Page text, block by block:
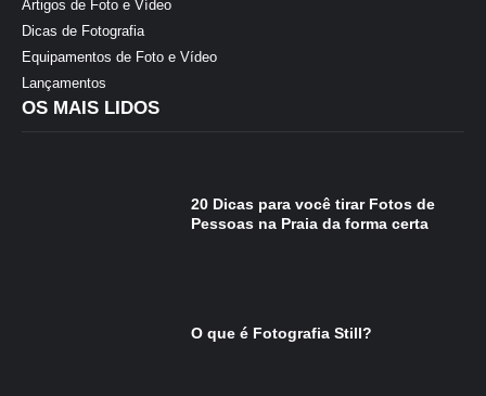
Artigos de Foto e Vídeo
Dicas de Fotografia
Equipamentos de Foto e Vídeo
Lançamentos
OS MAIS LIDOS
20 Dicas para você tirar Fotos de
Pessoas na Praia da forma certa
O que é Fotografia Still?